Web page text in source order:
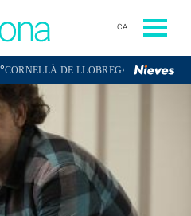
CA
DE LLOBREGAT32,4°SANT BOI DE